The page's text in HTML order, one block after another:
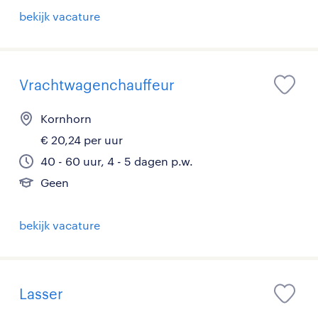
bekijk vacature
Vrachtwagenchauffeur
Kornhorn
€ 20,24 per uur
40 - 60 uur, 4 - 5 dagen p.w.
Geen
bekijk vacature
Lasser